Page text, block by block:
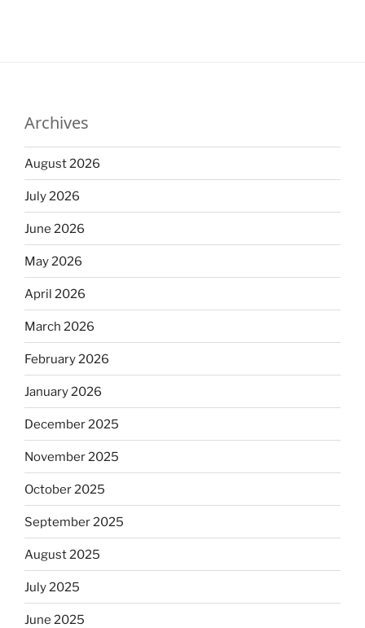
Archives
August 2026
July 2026
June 2026
May 2026
April 2026
March 2026
February 2026
January 2026
December 2025
November 2025
October 2025
September 2025
August 2025
July 2025
June 2025